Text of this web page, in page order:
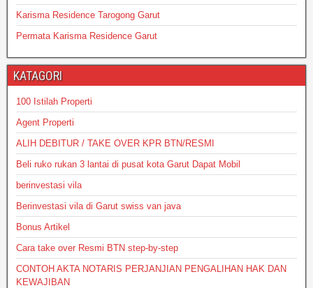
Karisma Residence Tarogong Garut
Permata Karisma Residence Garut
KATAGORI
100 Istilah Properti
Agent Properti
ALIH DEBITUR / TAKE OVER KPR BTN/RESMI
Beli ruko rukan 3 lantai di pusat kota Garut Dapat Mobil
berinvestasi vila
Berinvestasi vila di Garut swiss van java
Bonus Artikel
Cara take over Resmi BTN step-by-step
CONTOH AKTA NOTARIS PERJANJIAN PENGALIHAN HAK DAN
KEWAJIBAN